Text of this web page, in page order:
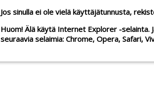
Jos sinulla ei ole vielä käyttäjätunnusta,
Huom! Älä käytä Internet Explorer -selainta.
seuraavia selaimia: Chrome, Opera, Safari,